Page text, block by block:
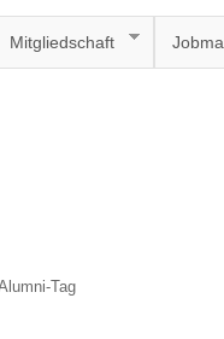
Mitgliedschaft
Tag